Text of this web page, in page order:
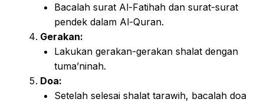
Bacalah surat Al-Fatihah dan surat-surat
pendek dalam Al-Quran.
Gerakan:
Lakukan gerakan-gerakan shalat dengan
tuma’ninah.
Doa:
Setelah selesai shalat tarawih, bacalah doa